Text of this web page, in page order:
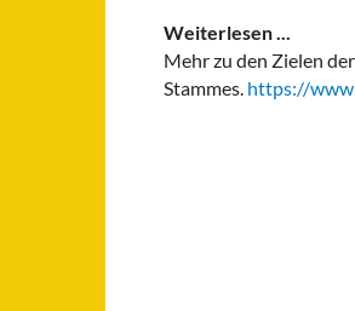
Weiterlesen ...
Mehr zu den Zielen
Stammes. https://